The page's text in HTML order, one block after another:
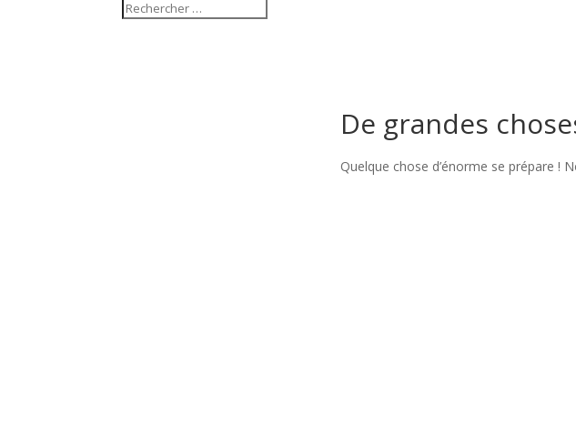
De grandes
Quelque chose d’énorme se prépare !